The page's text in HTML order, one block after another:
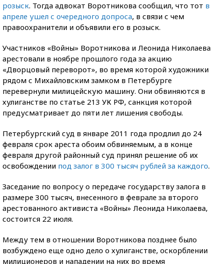
розыск. Тогда адвокат Воротникова сообщил, что тот в
апреле ушел с очередного допроса, в связи с чем
правоохранители и объявили его в розыск.
Участников «Войны» Воротникова и Леонида Николаева
арестовали в ноябре прошлого года за акцию
«Дворцовый переворот», во время которой художники
рядом с Михайловским замком в Петербурге
перевернули милицейскую машину. Они обвиняются в
хулиганстве по статье 213 УК РФ, санкция которой
предусматривает до пяти лет лишения свободы.
Петербургский суд в январе 2011 года продлил до 24
февраля срок ареста обоим обвиняемым, а в конце
февраля другой районный суд принял решение об их
освобождении под залог в 300 тысяч рублей за каждого.
Заседание по вопросу о передаче государству залога в
размере 300 тысяч, внесенного в феврале за второго
арестованного активиста «Войны» Леонида Николаева,
состоится 22 июля.
Между тем в отношении Воротникова позднее было
возбуждено еще одно дело о хулиганстве, оскорблении
милиционеров и нападении на них во время